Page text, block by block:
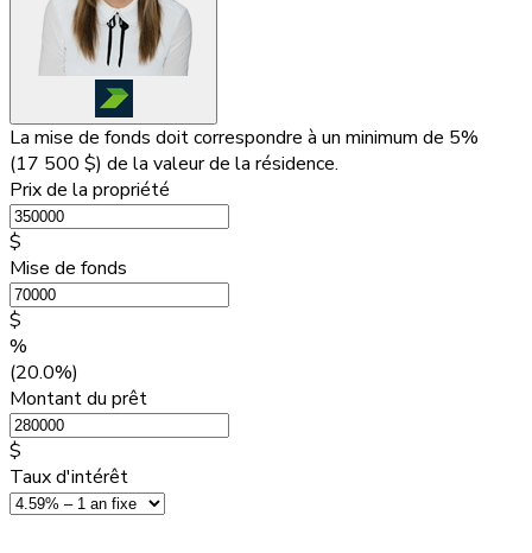
La mise de fonds doit correspondre à un minimum de 5%
(17 500 $) de la valeur de la résidence.
Prix de la propriété
$
Mise de fonds
$
%
(20.0%)
Montant du prêt
$
Taux d'intérêt